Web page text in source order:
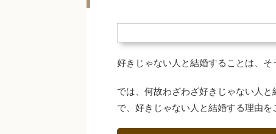
好きじゃない人と結婚することは、そ
では、何故わざわざ好きじゃない人
で、好きじゃない人と結婚する理由を